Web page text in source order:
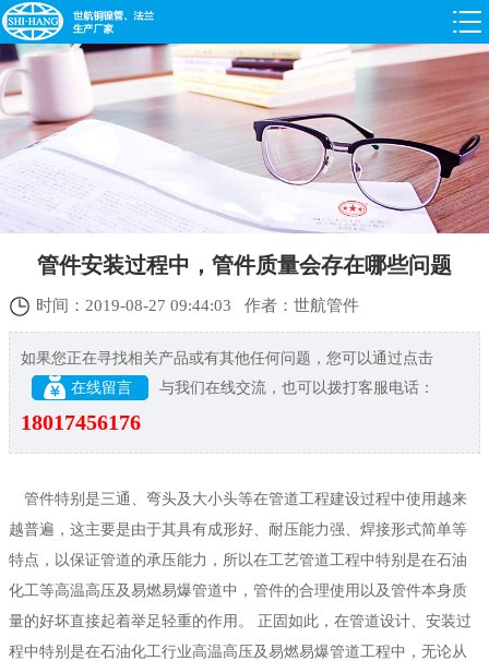
管件安装过程中，管件质量会存在哪些问题
时间：2019-08-27 09:44:03 作者：世航管件
如果您正在寻找相关产品或有其他任何问题，您可以通过点击
在线留言
与我们在线交流，也可以拨打客服电话：
18017456176
管件特别是三通、弯头及大小头等在管道工程建设过程中使用越来
越普遍，这主要是由于其具有成形好、耐压能力强、焊接形式简单等
特点，以保证管道的承压能力，所以在工艺管道工程中特别是在石油
化工等高温高压及易燃易爆管道中，管件的合理使用以及管件本身质
量的好坏直接起着举足轻重的作用。 正固如此，在管道设计、安装过
程中特别是在石油化工行业高温高压及易燃易爆管道工程中，无论从